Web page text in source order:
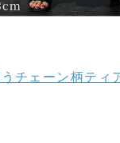
チェーン柄ティ